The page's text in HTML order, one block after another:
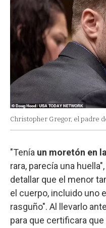
Christopher Gregor, el padre
"Tenía un moretón en
rara, parecía una
detallar que el menor
el cuerpo, incluido uno
rasguño". Al llevarlo
para que certificara